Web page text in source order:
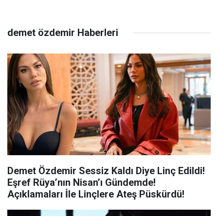
demet özdemir Haberleri
Demet Özdemir Sessiz Kaldı Diye Linç Edildi!
Eşref Rüya’nın Nisan’ı Gündemde!
Açıklamaları İle Linçlere Ateş Püskürdü!